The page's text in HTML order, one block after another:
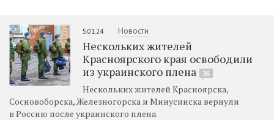
5.01.24 Новости
Нескольких жителей
Красноярского края освободили
из украинского плена
36
Нескольких жителей Красноярска,
Сосновоборска, Железногорска и Минусинска вернули
в Россию после украинского плена.